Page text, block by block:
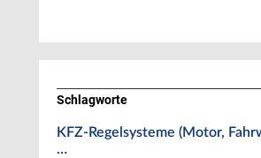
Schlagworte
KFZ-Regelsysteme (Motor,
…